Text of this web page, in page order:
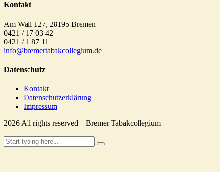
Kontakt
Am Wall 127, 28195 Bremen
0421 / 17 03 42
0421 / 1 87 11
info@bremertabakcollegium.de
Datenschutz
Kontakt
Datenschutzerklärung
Impressum
2026 All rights reserved – Bremer Tabakcollegium